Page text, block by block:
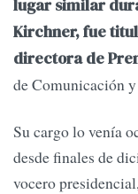
lugar similar
Kirchner, fue
directora de
de Comunicación
Su cargo lo venía
desde finales de
vocero